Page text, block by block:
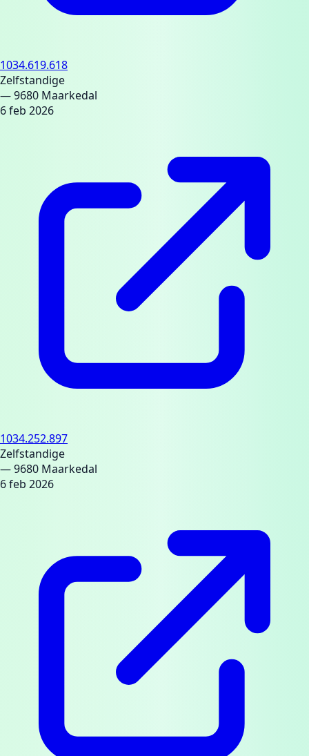
1034.619.618
Zelfstandige
— 9680 Maarkedal
6 feb 2026
1034.252.897
Zelfstandige
— 9680 Maarkedal
6 feb 2026